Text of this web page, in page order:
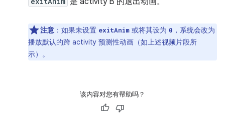
注意 ：如果未设置 exitAnim 或将其设为 0 ，系统会改为
播放默认的跨 activity 预测性动画（如上述视频片段所
示）。
该内容对您有帮助吗？